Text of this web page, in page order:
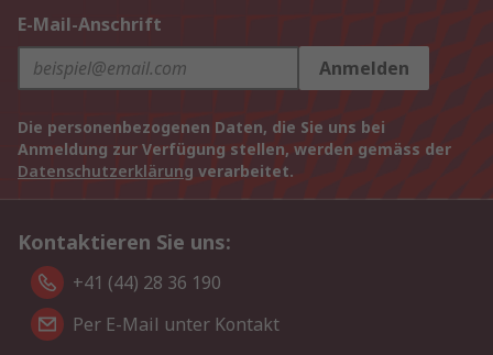
E-Mail-Anschrift
Anmelden
Die personenbezogenen Daten, die Sie uns bei
Anmeldung zur Verfügung stellen, werden gemäss der
Datenschutzerklärung verarbeitet.
Kontaktieren Sie uns:
+41 (44) 28 36 190
Per E-Mail unter Kontakt